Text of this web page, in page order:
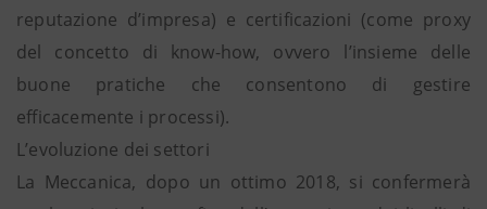
reputazione d’impresa) e certificazioni (come proxy
del concetto di know-how, ovvero l’insieme delle
buone pratiche che consentono di gestire
efficacemente i processi).
L’evoluzione dei settori
La Meccanica, dopo un ottimo 2018, si confermerà